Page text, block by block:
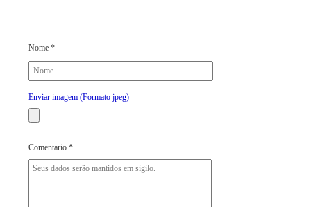
Nome *
Enviar imagem (Formato jpeg)
Comentario *